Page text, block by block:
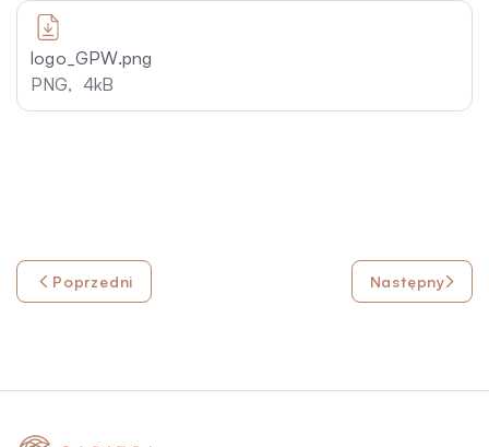
logo_GPW.png
PNG, 4kB
Poprzedni Następny